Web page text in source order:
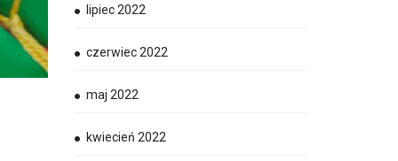
lipiec 2022
czerwiec 2022
maj 2022
kwiecień 2022